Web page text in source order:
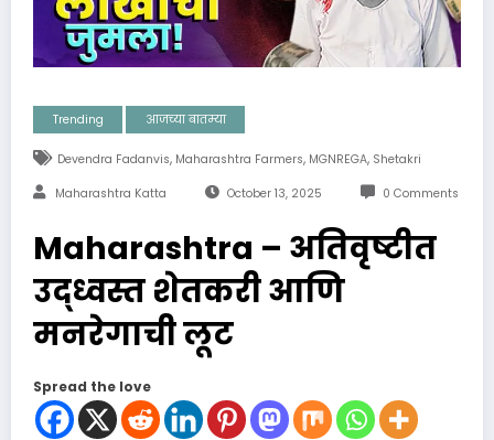
Trending आजच्या बातम्या
Devendra Fadanvis, Maharashtra Farmers, MGNREGA, Shetakri
Maharashtra Katta October 13, 2025 0 Comments
Maharashtra – अतिवृष्टीत
उद्ध्वस्त शेतकरी आणि
मनरेगाची लूट
Spread the love